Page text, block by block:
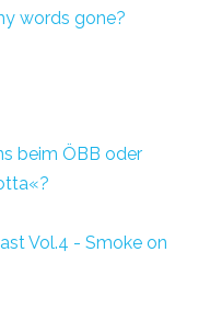
words gone?
beim ÖBB oder
Vol.4 - Smoke on